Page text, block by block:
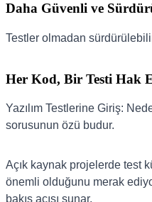
Daha Güvenli ve
Testler olmadan
Her Kod, Bir Testi Hak
Yazılım Testlerine Giriş:
sorusunun özü budur.
Açık kaynak projelerde test
önemli olduğunu merak
bakış açısı sunar.